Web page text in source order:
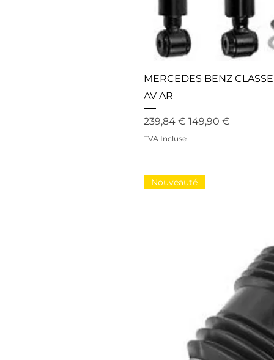
MERCEDES BENZ
AV AR
Prix original
239,84 € Prix
149,90 €
TVA Incluse
Nouveauté